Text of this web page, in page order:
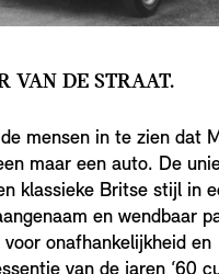
VAN DE STRAAT.
mensen in te zien dat
maar een auto. De
klassieke Britse stijl in
en wendbaar
onafhankelijkheid en